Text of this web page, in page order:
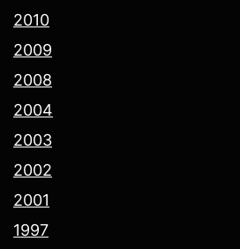
2010
2009
2008
2004
2003
2002
2001
1997